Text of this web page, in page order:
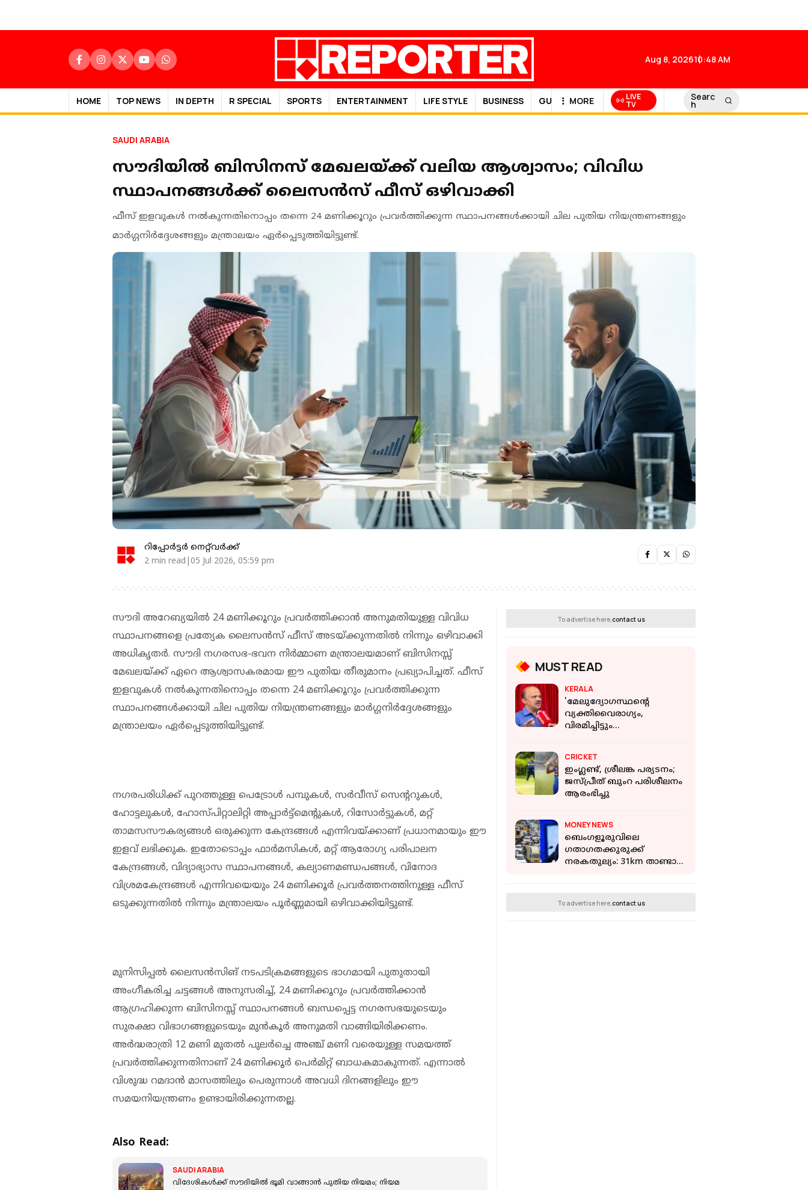
Aug 8, 202610:48 AM
HOME TOP NEWS IN DEPTH R SPECIAL SPORTS ENTERTAINMENT LIFE STYLE BUSINESS GULF NEWS
MORE LIVE
TV
Searc
h
SAUDI ARABIA
സൗദിയിൽ ബിസിനസ് മേഖലയ്ക്ക് വലിയ ആശ്വാസം; വിവിധ
സ്ഥാപനങ്ങൾക്ക് ലൈസൻസ് ഫീസ് ഒഴിവാക്കി
ഫീസ് ഇളവുകൾ നൽകുന്നതിനൊപ്പം തന്നെ 24 മണിക്കൂറും പ്രവർത്തിക്കുന്ന സ്ഥാപനങ്ങൾക്കായി ചില പുതിയ നിയന്ത്രണങ്ങളും
മാർഗ്ഗനിർദ്ദേശങ്ങളും മന്ത്രാലയം ഏർപ്പെടുത്തിയിട്ടുണ്ട്.
റിപ്പോർട്ടർ നെറ്റ്‌വര്‍ക്ക്‌
2 min read|05 Jul 2026, 05:59 pm
സൗദി അറേബ്യയിൽ 24 മണിക്കൂറും പ്രവർത്തിക്കാൻ അനുമതിയുള്ള വിവിധ
സ്ഥാപനങ്ങളെ പ്രത്യേക ലൈസൻസ് ഫീസ് അടയ്ക്കുന്നതിൽ നിന്നും ഒഴിവാക്കി
അധികൃതർ. സൗദി നഗരസഭ-ഭവന നിർമ്മാണ മന്ത്രാലയമാണ് ബിസിനസ്സ്
മേഖലയ്ക്ക് ഏറെ ആശ്വാസകരമായ ഈ പുതിയ തീരുമാനം പ്രഖ്യാപിച്ചത്. ഫീസ്
ഇളവുകൾ നൽകുന്നതിനൊപ്പം തന്നെ 24 മണിക്കൂറും പ്രവർത്തിക്കുന്ന
സ്ഥാപനങ്ങൾക്കായി ചില പുതിയ നിയന്ത്രണങ്ങളും മാർഗ്ഗനിർദ്ദേശങ്ങളും
മന്ത്രാലയം ഏർപ്പെടുത്തിയിട്ടുണ്ട്.
നഗരപരിധിക്ക് പുറത്തുള്ള പെട്രോൾ പമ്പുകൾ, സർവീസ് സെന്ററുകൾ,
ഹോട്ടലുകൾ, ഹോസ്പിറ്റാലിറ്റി അപ്പാർട്ട്മെന്റുകൾ, റിസോർട്ടുകൾ, മറ്റ്
താമസസൗകര്യങ്ങൾ ഒരുക്കുന്ന കേന്ദ്രങ്ങൾ എന്നിവയ്ക്കാണ് പ്രധാനമായും ഈ
ഇളവ് ലഭിക്കുക. ഇതോടൊപ്പം ഫാർമസികൾ, മറ്റ് ആരോഗ്യ പരിപാലന
കേന്ദ്രങ്ങൾ, വിദ്യാഭ്യാസ സ്ഥാപനങ്ങൾ, കല്യാണമണ്ഡപങ്ങൾ, വിനോദ
വിശ്രമകേന്ദ്രങ്ങൾ എന്നിവയെയും 24 മണിക്കൂർ പ്രവർത്തനത്തിനുള്ള ഫീസ്
ഒടുക്കുന്നതിൽ നിന്നും മന്ത്രാലയം പൂർണ്ണമായി ഒഴിവാക്കിയിട്ടുണ്ട്.
മുനിസിപ്പൽ ലൈസൻസിങ് നടപടിക്രമങ്ങളുടെ ഭാഗമായി പുതുതായി
അംഗീകരിച്ച ചട്ടങ്ങൾ അനുസരിച്ച്, 24 മണിക്കൂറും പ്രവർത്തിക്കാൻ
ആഗ്രഹിക്കുന്ന ബിസിനസ്സ് സ്ഥാപനങ്ങൾ ബന്ധപ്പെട്ട നഗരസഭയുടെയും
സുരക്ഷാ വിഭാഗങ്ങളുടെയും മുൻകൂർ അനുമതി വാങ്ങിയിരിക്കണം.
അർദ്ധരാത്രി 12 മണി മുതൽ പുലർച്ചെ അഞ്ച് മണി വരെയുള്ള സമയത്ത്
പ്രവർത്തിക്കുന്നതിനാണ് 24 മണിക്കൂർ പെർമിറ്റ് ബാധകമാകുന്നത്. എന്നാൽ
വിശുദ്ധ റമദാൻ മാസത്തിലും പെരുന്നാൾ അവധി ദിനങ്ങളിലും ഈ
സമയനിയന്ത്രണം ഉണ്ടായിരിക്കുന്നതല്ല.
Also Read:
SAUDI ARABIA
വിദേശികൾക്ക് സൗദിയിൽ ഭൂമി വാങ്ങാൻ പുതിയ നിയമം; നിയമ
To advertise here, contact us
MUST READ
KERALA
'മേലുദ്യോഗസ്ഥൻ്റെ
വ്യക്തിവൈരാഗ്യം,
വിരമിച്ചിട്ടും
കൃഷിവകുപ്പിലെ മുൻ
ജീവനക്കാരൻ
CRICKET
ഇംഗ്ലണ്ട്, ശ്രീലങ്ക പര്യടനം;
ജസ്പ്രീത് ബുംറ പരിശീലനം
ആരംഭിച്ചു
MONEY NEWS
ബെംഗളൂരുവിലെ
ഗതാഗതക്കുരുക്ക്
നരകതുല്യം: 31km താണ്ടാൻ
To advertise here, contact us